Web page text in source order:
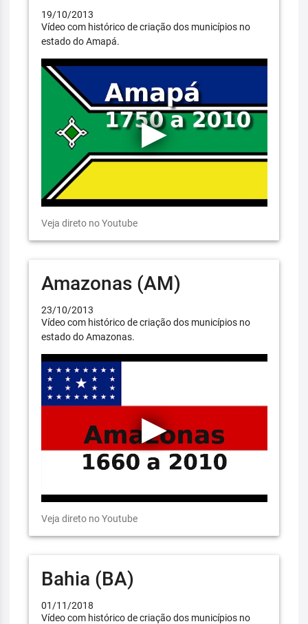
19/10/2013
Vídeo com histórico de criação dos municípios no
estado do Amapá.
Veja direto no Youtube
Amazonas (AM)
23/10/2013
Vídeo com histórico de criação dos municípios no
estado do Amazonas.
Veja direto no Youtube
Bahia (BA)
01/11/2018
Vídeo com histórico de criação dos municípios no